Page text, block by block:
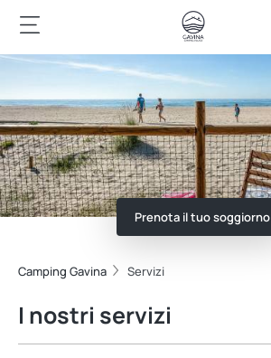
Prenota il tuo soggiorno
Camping Gavina Servizi
I nostri servizi